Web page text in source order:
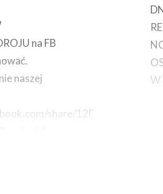
na FB
naszej
share/12DKuteEaKy/?
będzie
W